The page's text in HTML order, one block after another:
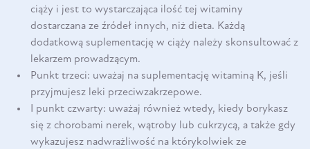
ciąży i jest to wystarczająca ilość tej witaminy
dostarczana ze źródeł innych, niż dieta. Każdą
dodatkową suplementację w ciąży należy skonsultować z
lekarzem prowadzącym.
Punkt trzeci: uważaj na suplementację witaminą K, jeśli
przyjmujesz leki przeciwzakrzepowe.
I punkt czwarty: uważaj również wtedy, kiedy borykasz
się z chorobami nerek, wątroby lub cukrzycą, a także gdy
wykazujesz nadwrażliwość na którykolwiek ze